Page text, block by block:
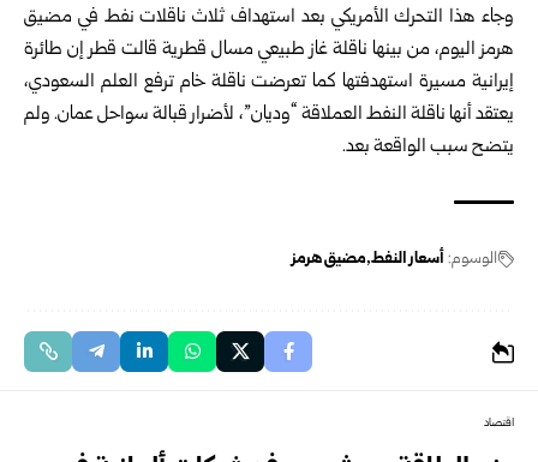
وجاء هذا التحرك الأمريكي بعد استهداف ثلاث ناقلات نفط في مضيق
هرمز اليوم، من بينها ناقلة غاز طبيعي مسال قطرية قالت قطر إن طائرة
إيرانية مسيرة استهدفتها كما تعرضت ناقلة خام ترفع العلم السعودي،
يعتقد أنها ناقلة النفط العملاقة “وديان”، لأضرار قبالة سواحل عمان. ولم
يتضح سبب الواقعة بعد.
الوسوم: أسعار النفط مضيق هرمز
اقتصاد